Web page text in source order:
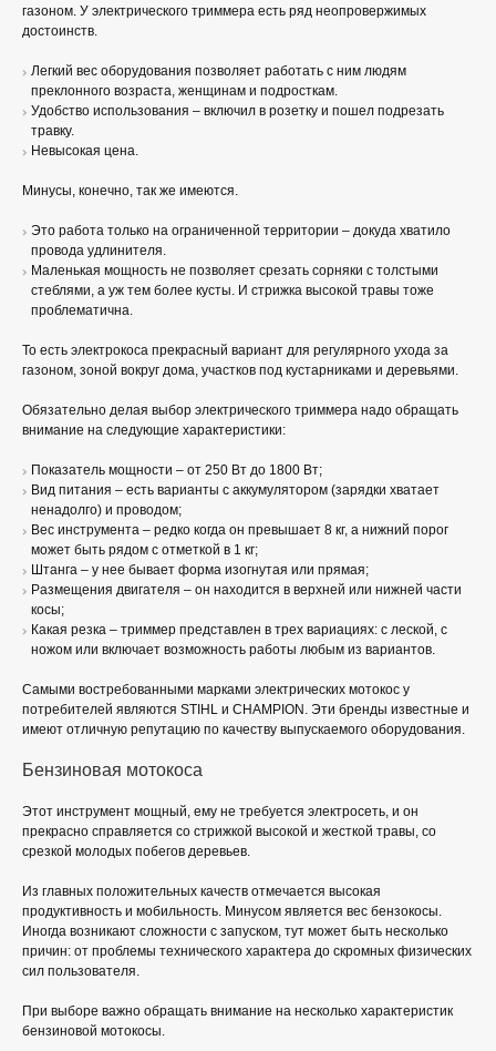
газоном. У электрического триммера есть ряд неопровержимых
достоинств.
Легкий вес оборудования позволяет работать с ним людям
преклонного возраста, женщинам и подросткам.
Удобство использования – включил в розетку и пошел подрезать
травку.
Невысокая цена.
Минусы, конечно, так же имеются.
Это работа только на ограниченной территории – докуда хватило
провода удлинителя.
Маленькая мощность не позволяет срезать сорняки с толстыми
стеблями, а уж тем более кусты. И стрижка высокой травы тоже
проблематична.
То есть электрокоса прекрасный вариант для регулярного ухода за
газоном, зоной вокруг дома, участков под кустарниками и деревьями.
Обязательно делая выбор электрического триммера надо обращать
внимание на следующие характеристики:
Показатель мощности – от 250 Вт до 1800 Вт;
Вид питания – есть варианты с аккумулятором (зарядки хватает
ненадолго) и проводом;
Вес инструмента – редко когда он превышает 8 кг, а нижний порог
может быть рядом с отметкой в 1 кг;
Штанга – у нее бывает форма изогнутая или прямая;
Размещения двигателя – он находится в верхней или нижней части
косы;
Какая резка – триммер представлен в трех вариациях: с леской, с
ножом или включает возможность работы любым из вариантов.
Самыми востребованными марками электрических мотокос у
потребителей являются STIHL и CHAMPION. Эти бренды известные и
имеют отличную репутацию по качеству выпускаемого оборудования.
Бензиновая мотокоса
Этот инструмент мощный, ему не требуется электросеть, и он
прекрасно справляется со стрижкой высокой и жесткой травы, со
срезкой молодых побегов деревьев.
Из главных положительных качеств отмечается высокая
продуктивность и мобильность. Минусом является вес бензокосы.
Иногда возникают сложности с запуском, тут может быть несколько
причин: от проблемы технического характера до скромных физических
сил пользователя.
При выборе важно обращать внимание на несколько характеристик
бензиновой мотокосы.